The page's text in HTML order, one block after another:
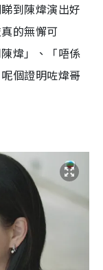
到陳煒演出好
的無懈可
煒」、「唔係
個證明咗煒哥